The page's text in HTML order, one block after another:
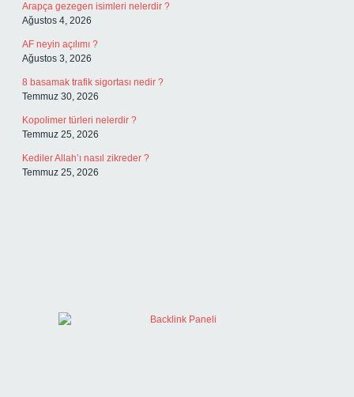
Arapça gezegen isimleri nelerdir ?
Ağustos 4, 2026
AF neyin açılımı ?
Ağustos 3, 2026
8 basamak trafik sigortası nedir ?
Temmuz 30, 2026
Kopolimer türleri nelerdir ?
Temmuz 25, 2026
Kediler Allah’ı nasıl zikreder ?
Temmuz 25, 2026